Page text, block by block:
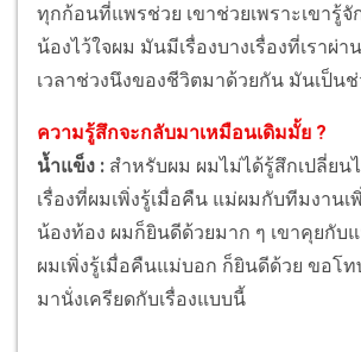
ทุกก้อนที่แพรช่วย เขาช่วยเพราะเขารู้จั
น้องไว้ใจผม มันมีเรื่องบางเรื่องที่เราผ่
เวลาช่วงนึงของชีวิตมาด้วยกัน มันเป็น
ความรู้สึกจะกลับมาเหมือนเดิมมั้ย ?
น้ำแข็ง : สำหรับผม ผมไม่ได้รู้สึกเปลี่ยน
เรื่องที่ผมเพิ่งรู้เมื่อคืน แม่ผมกับทีมงานเ
น้องท้อง ผมก็ยินดีด้วยมาก ๆ เขาคุยกับ
ผมเพิ่งรู้เมื่อคืนแม่บอก ก็ยินดีด้วย ขอโ
มานั่งเครียดกับเรื่องแบบนี้